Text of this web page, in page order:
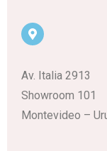
Av. Italia 2913
Showroom 101
Montevideo –